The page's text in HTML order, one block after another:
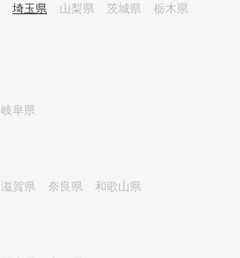
埼玉県 山梨県 茨城県
栃木県
岐阜県
滋賀県 奈良県 和歌山県